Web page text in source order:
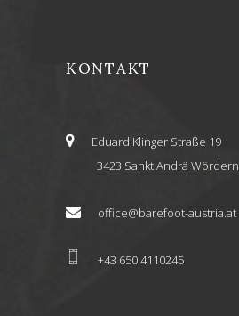
KONTAKT
Eduard Klinger Straße 19
3423 Sankt Andrä Wördern
office@barefoot-austria.at
+43 650 4110245